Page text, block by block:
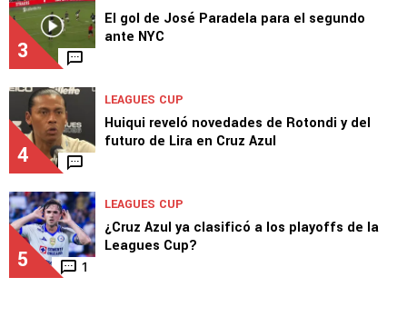
2
triunfo de Cruz Azul en Leagues Cup
3
El gol de José Paradela para el segundo
ante NYC
4
Huiqui reveló novedades de Rotondi y del
futuro de Lira en Cruz Azul